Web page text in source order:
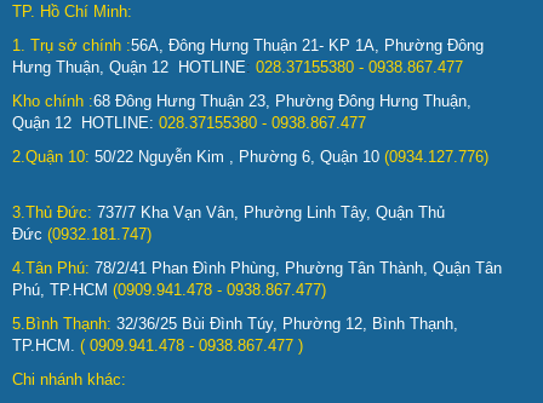
TP. Hồ Chí Minh:
1. Trụ sở chính :56A, Đông Hưng Thuận 21- KP 1A, Phường Đông
Hưng Thuận, Quận 12 HOTLINE: 028.37155380 - 0938.867.477
Kho chính :68 Đông Hưng Thuận 23, Phường Đông Hưng Thuận,
Quận 12 HOTLINE: 028.37155380 - 0938.867.477
2.Quận 10: 50/22 Nguyễn Kim , Phường 6, Quận 10 (0934.127.776)
3.Thủ Đức: 737/7 Kha Vạn Vân, Phường Linh Tây, Quận Thủ
Đức (0932.181.747)
4.Tân Phú: 78/2/41 Phan Đình Phùng, Phường Tân Thành, Quận Tân
Phú, TP.HCM (0909.941.478 - 0938.867.477)
5.Bình Thạnh: 32/36/25 Bùi Đình Túy, Phường 12, Bình Thạnh,
TP.HCM. ( 0909.941.478 - 0938.867.477 )
Chi nhánh khác: